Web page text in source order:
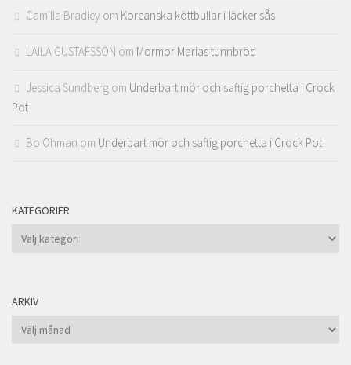
Camilla Bradley om Koreanska köttbullar i läcker sås
LAILA GUSTAFSSON om Mormor Marias tunnbröd
Jessica Sundberg om Underbart mör och saftig porchetta i Crock
Pot
Bo Öhman om Underbart mör och saftig porchetta i Crock Pot
KATEGORIER
Kategorier
ARKIV
Arkiv